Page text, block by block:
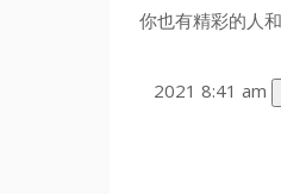
你也有精彩的人
2021 8:41 am